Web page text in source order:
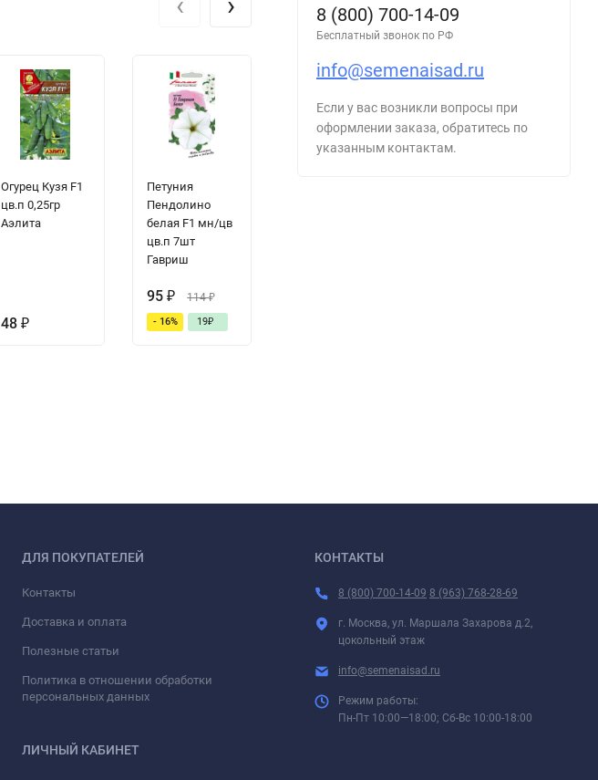
Огурец Кузя F1
цв.п 0,25гр
Аэлита
48 ₽
Петуния
Пендолино
белая F1 мн/цв
цв.п 7шт
Гавриш
95₽ 114₽
- 16% 19₽
8 (800) 700-14-09
Бесплатный звонок по РФ
info@semenaisad.ru
Если у вас возникли вопросы при
оформлении заказа, обратитесь по
указанным контактам.
ДЛЯ ПОКУПАТЕЛЕЙ
Контакты
Доставка и оплата
Полезные статьи
Политика в отношении обработки
персональных данных
ЛИЧНЫЙ КАБИНЕТ
КОНТАКТЫ
8 (800) 700-14-09 8 (963) 768-28-69
г. Москва, ул. Маршала Захарова д.2,
цокольный этаж
info@semenaisad.ru
Режим работы:
Пн-Пт 10:00—18:00; Сб-Вс 10:00-18:00